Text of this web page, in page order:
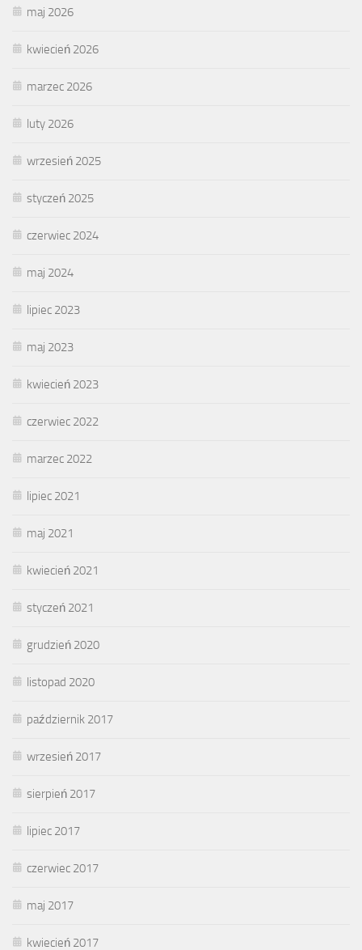
maj 2026
kwiecień 2026
marzec 2026
luty 2026
wrzesień 2025
styczeń 2025
czerwiec 2024
maj 2024
lipiec 2023
maj 2023
kwiecień 2023
czerwiec 2022
marzec 2022
lipiec 2021
maj 2021
kwiecień 2021
styczeń 2021
grudzień 2020
listopad 2020
październik 2017
wrzesień 2017
sierpień 2017
lipiec 2017
czerwiec 2017
maj 2017
kwiecień 2017